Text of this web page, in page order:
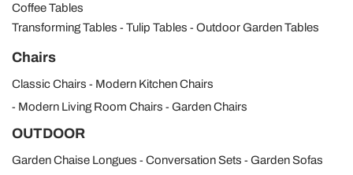
Coffee Tables
Transforming Tables
Tulip Tables Outdoor Garden Tables
Chairs
Classic Chairs
Modern Kitchen Chairs
Modern Living Room Chairs
Garden Chairs
OUTDOOR
Garden Chaise Longues Conversation Sets
Garden Sofas